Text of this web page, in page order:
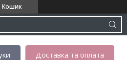
Кошик
Доставка та оплата